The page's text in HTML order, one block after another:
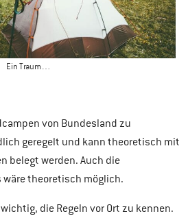
Ein Traum…
von Bundesland zu
geregelt und kann theoretisch mit
belegt werden. Auch die
theoretisch möglich.
die Regeln vor Ort zu kennen.